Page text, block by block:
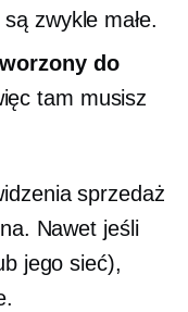
zwykle małe.
do
tam musisz
sprzedaż
Nawet jeśli
jego sieć),